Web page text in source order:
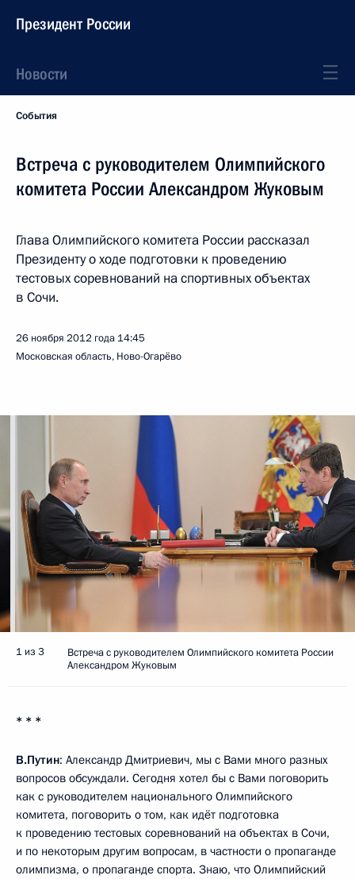
Президент России
Новости
События
Встреча с руководителем Олимпийского
комитета России Александром Жуковым
Глава Олимпийского комитета России рассказал
Президенту о ходе подготовки к проведению
тестовых соревнований на спортивных объектах
в Сочи.
26 ноября 2012 года 14:45
Московская область, Ново-Огарёво
1 из 3
Встреча с руководителем Олимпийского комитета России
Александром Жуковым
* * *
В.Путин: Александр Дмитриевич, мы с Вами много разных
вопросов обсуждали. Сегодня хотел бы с Вами поговорить
как с руководителем национального Олимпийского
комитета, поговорить о том, как идёт подготовка
к проведению тестовых соревнований на объектах в Сочи,
и по некоторым другим вопросам, в частности о пропаганде
олимпизма, о пропаганде спорта. Знаю, что Олимпийский